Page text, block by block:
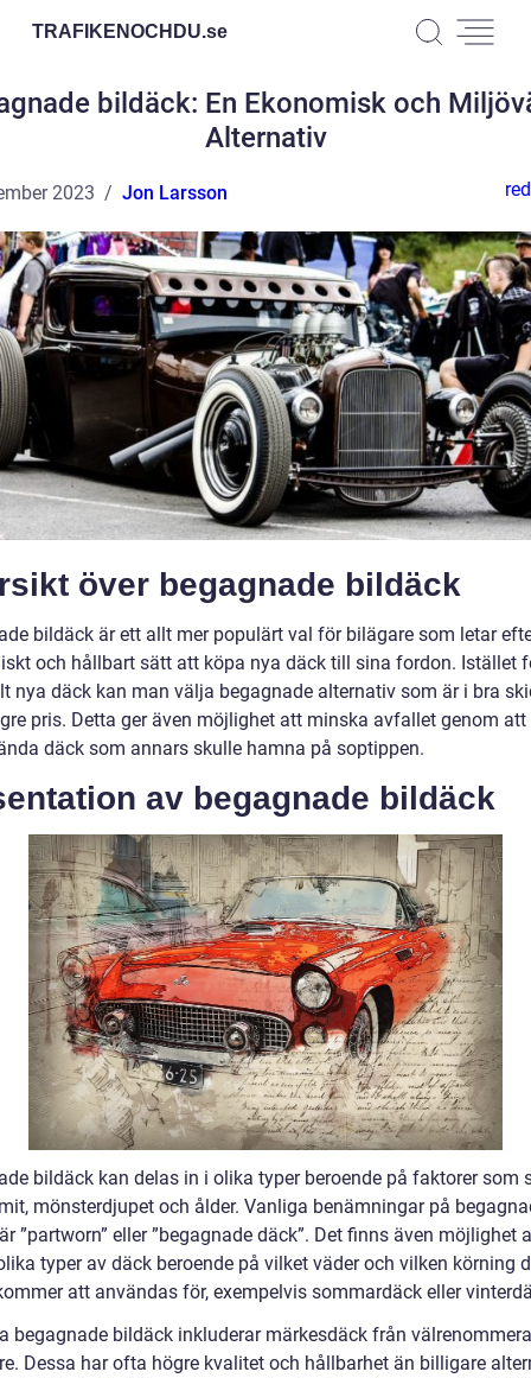
TRAFIKENOCHDU.se
bildäck: En Ekonomisk och
Alternativ
2023 Jon Larsson
över begagnade bildäck
bildäck är ett allt mer populärt val för bilägare som letar
och hållbart sätt att köpa nya däck till sina fordon. Istället
nya däck kan man välja begagnade alternativ som är i bra
pris. Detta ger även möjlighet att minska avfallet genom att
däck som annars skulle hamna på soptippen.
av begagnade bildäck
bildäck kan delas in i olika typer beroende på faktorer som
mönsterdjupet och ålder. Vanliga benämningar på
”partworn” eller ”begagnade däck”. Det finns även möjlighet
typer av däck beroende på vilket väder och vilken körning
att användas för, exempelvis sommardäck eller
begagnade bildäck inkluderar märkesdäck från
Dessa har ofta högre kvalitet och hållbarhet än billigare